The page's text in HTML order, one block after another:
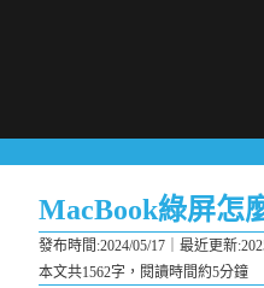
MacBook綠屏怎
發布時間:2024/05/17｜ 最近更新
本文共1562字，閱讀時間約5分鐘